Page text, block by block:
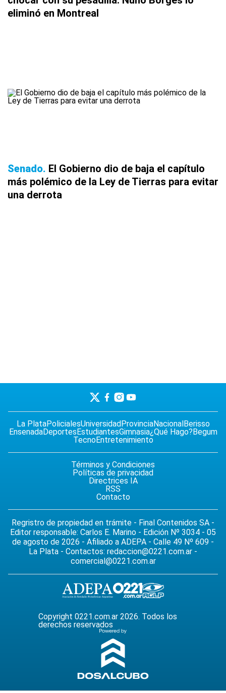
eliminó en Montreal
Senado El Gobierno dio de baja el capítulo
más polémico de la Ley de Tierras para evitar
una derrota
La PlataPolicialesUniversidadProvinciaNacionalBerisso
EnsenadaDeportesEstudiantesGimnasia¿Qué Hago?Begum
TecnoEntretenimiento
Términos y Condiciones
Políticas de privacidad
Directrices IA
RSS
Contacto
Regristro de propiedad en trámite - Final Contenidos SA -
Editor responsable: Carlos E. Marino - Edición Nº 3034 - 05
de agosto de 2026 - Afiliado a ADEPA - Calle 49 Nº 609 -
La Plata - Contactos: redaccion@0221.com.ar -
comercial@0221.com.ar
Copyright 0221.com.ar 2026. Todos los
derechos reservados